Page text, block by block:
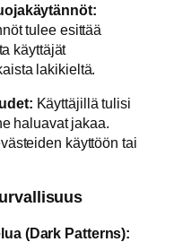
tulee esittää
käyttäjät
lakikieltä.
Käyttäjillä tulisi
haluavat jakaa.
käyttöön tai
(Dark Patterns):